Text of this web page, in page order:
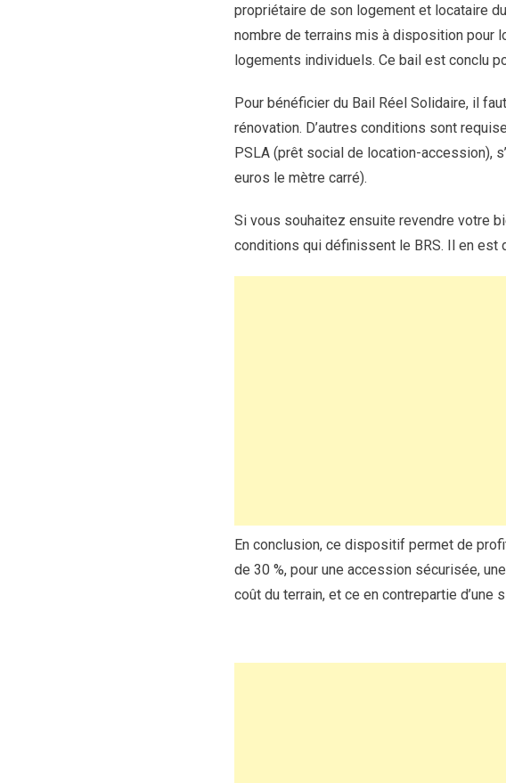
propriétaire de son logement et locataire
nombre de terrains mis à disposition pour
logements individuels. Ce bail est conclu
Pour bénéficier du Bail Réel Solidaire, il
rénovation. D’autres conditions sont
PSLA (prêt social de location-accession),
euros le mètre carré).
Si vous souhaitez ensuite revendre votre
conditions qui définissent le BRS. Il en est
En conclusion, ce dispositif permet de
de 30 %, pour une accession sécurisée,
coût du terrain, et ce en contrepartie d’une